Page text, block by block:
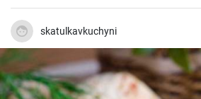
skatulkavkuchyni